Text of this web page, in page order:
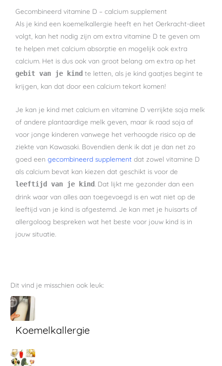
Gecombineerd vitamine D – calcium supplement
Als je kind een koemelkallergie heeft en het Oerkracht-dieet
volgt, kan het nodig zijn om extra vitamine D te geven om
te helpen met calcium absorptie en mogelijk ook extra
calcium. Het is dus ook van groot belang om extra op het
gebit van je kind te letten, als je kind gaatjes begint te
krijgen, kan dat door een calcium tekort komen!
Je kan je kind met calcium en vitamine D verrijkte soja melk
of andere plantaardige melk geven, maar ik raad soja af
voor jonge kinderen vanwege het verhoogde risico op de
ziekte van Kawasaki. Bovendien denk ik dat je dan net zo
goed eengecombineerd supplement dat zowel vitamine D
als calcium bevat kan kiezen dat geschikt is voor de
leeftijd van je kind. Dat lijkt me gezonder dan een
drink waar van alles aan toegevoegd is en wat niet op de
leeftijd van je kind is afgestemd. Je kan met je huisarts of
allergoloog bespreken wat het beste voor jouw kind is in
jouw situatie.
Dit vind je misschien ook leuk:
Koemelkallergie